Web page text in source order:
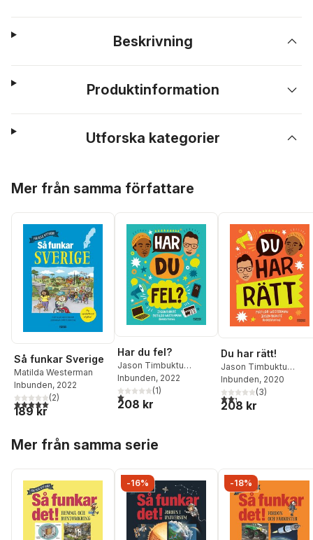
Beskrivning
Produktinformation
Utforska kategorier
Mer från samma författare
Så funkar Sverige
Matilda Westerman
Inbunden, 2022
5,0utav 5 stjärnor. Totalt antal röster:
(2)
189 kr
Har du fel?
Jason Timbuktu
Diakité,Matilda
Westerman
Inbunden, 2022
1,0utav 5 stjärnor. Totalt antal röster:
(1)
208 kr
Du har rätt!
Jason Timbuktu
Diakité,Matilda
Westerman
Inbunden, 2020
2,3utav 5 stjärnor.
(3)
208 kr
Mer från samma serie
-16% -18%